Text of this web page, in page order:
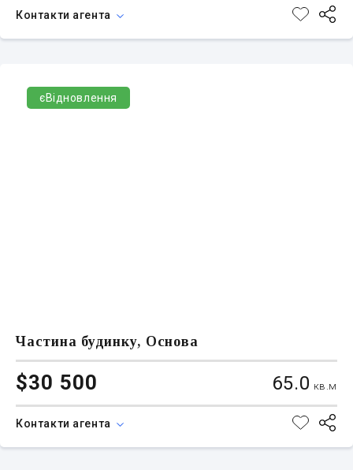
Контакти агента
єВідновлення
Частина будинку, Основа
$30 500 65.0 кв.м
Контакти агента